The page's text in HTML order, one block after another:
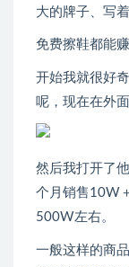
大的牌子、写
免费擦鞋都能
开始我就很好
呢，现在在外
然后我打开了
个月销售10W
500W左右。
一般这样的商